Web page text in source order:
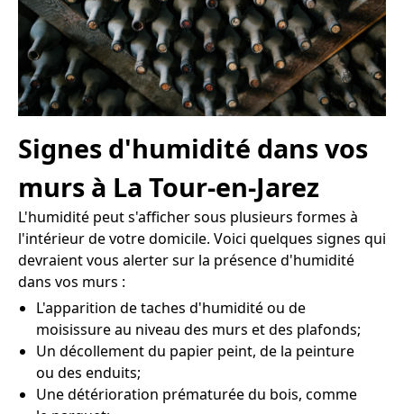
Signes d'humidité dans vos
murs à La Tour-en-Jarez
L'humidité peut s'afficher sous plusieurs formes à
l'intérieur de votre domicile. Voici quelques signes qui
devraient vous alerter sur la présence d'humidité
dans vos murs :
L'apparition de taches d'humidité ou de
moisissure au niveau des murs et des plafonds;
Un décollement du papier peint, de la peinture
ou des enduits;
Une détérioration prématurée du bois, comme